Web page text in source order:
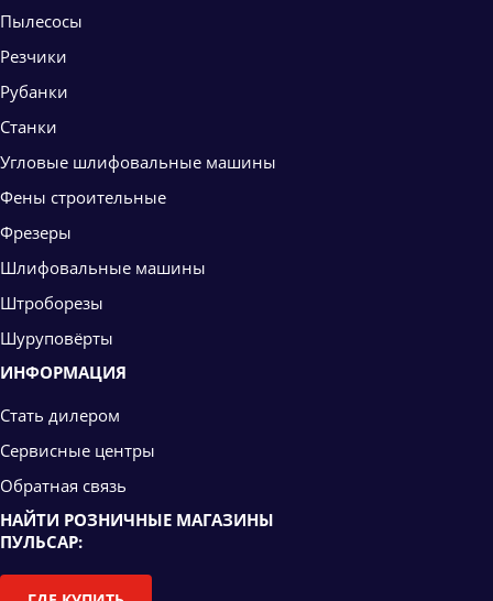
Пылесосы
Резчики
Рубанки
Станки
Угловые шлифовальные машины
Фены строительные
Фрезеры
Шлифовальные машины
Штроборезы
Шуруповёрты
ИНФОРМАЦИЯ
Стать дилером
Сервисные центры
Обратная связь
НАЙТИ РОЗНИЧНЫЕ МАГАЗИНЫ
ПУЛЬСАР: